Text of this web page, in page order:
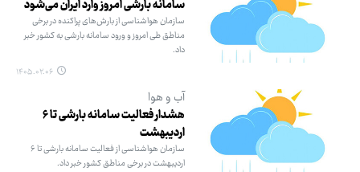
سامانه بارشی امروز وارد ایران می‌شود
سازمان هواشناسی از بارش‌های پراکنده در برخی
مناطق طی امروز و ورود سامانه بارشی به کشور خبر
داد.
۱۴۰۵.۰۲.۰۶
آب و هوا
هشدار فعالیت سامانه بارشی تا ۶
اردیبهشت
سازمان هواشناسی از فعالیت سامانه بارشی تا ۶
اردیبهشت در برخی مناطق کشور خبر داد.